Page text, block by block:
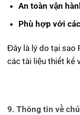
An toàn vận
Phù hợp với
Đây là lý do tại sao
các tài liệu thiết kế
9. Thông tin về